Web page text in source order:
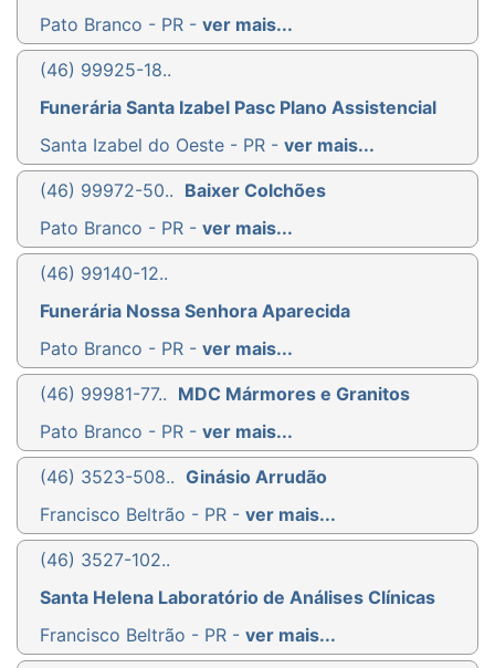
Pato Branco - PR - ver mais...
(46) 99925-18..
Funerária Santa Izabel Pasc Plano Assistencial
Santa Izabel do Oeste - PR - ver mais...
(46) 99972-50.. Baixer Colchões
Pato Branco - PR - ver mais...
(46) 99140-12..
Funerária Nossa Senhora Aparecida
Pato Branco - PR - ver mais...
(46) 99981-77.. MDC Mármores e Granitos
Pato Branco - PR - ver mais...
(46) 3523-508.. Ginásio Arrudão
Francisco Beltrão - PR - ver mais...
(46) 3527-102..
Santa Helena Laboratório de Análises Clínicas
Francisco Beltrão - PR - ver mais...